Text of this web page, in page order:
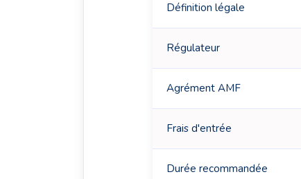
Définition légale
Régulateur
Agrément AMF
Frais d'entrée
Durée recommandée